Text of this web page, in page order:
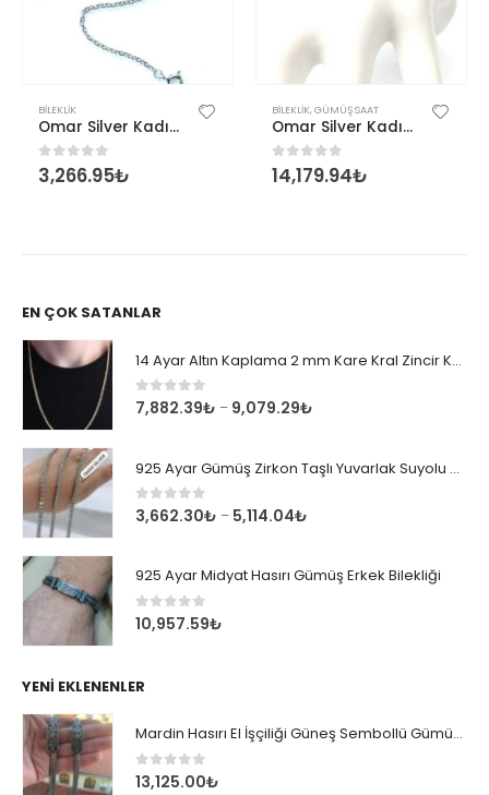
BILEKLIK
Omar Silver Kadın Fosforlu Gök Model Gümüş Bileklik Zirkon Taşlı İthal Rodyumlu Ömr7598
0out of 5
3,266.95₺
BILEKLIK,GÜMÜŞ SAAT
Omar Silver Kadın Saat Zirkon Taşlı Gümüş Saatli Bileklik Omr8219
0 out of 5
14,179.94₺
EN ÇOK SATANLAR
14 Ayar Altın Kaplama 2 mm Kare Kral Zincir Kolye
0 out of 5
7,882.39₺ – 9,079.29₺
925 Ayar Gümüş Zirkon Taşlı Yuvarlak Suyolu Bileklik
0 out of 5
3,662.30₺ – 5,114.04₺
925 Ayar Midyat Hasırı Gümüş Erkek Bilekliği
0out of 5
10,957.59₺
YENI EKLENENLER
Mardin Hasırı El İşçiliği Güneş Sembollü Gümüş Erkek Bileklik
0out of 5
13,125.00₺